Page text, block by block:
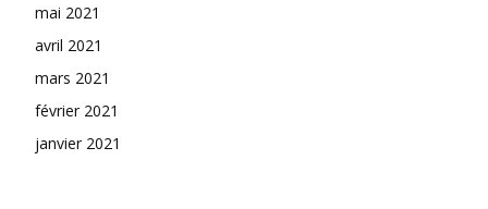
mai 2021
avril 2021
mars 2021
février 2021
janvier 2021